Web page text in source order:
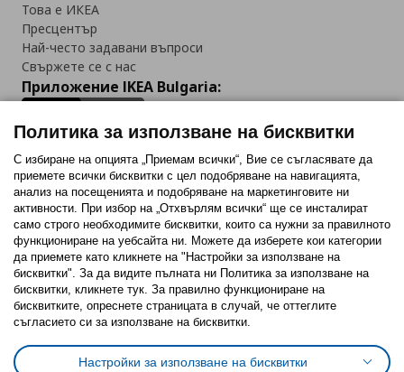
Това е ИКЕА
Пресцентър
Най-често задавани въпроси
Свържете се с нас
Приложение IKEA Bulgaria:
Последвайте ни:
FacebookTwitterYoutubePinterestInstagram
Политика за използване на бисквитки (Cookies)
Избор на настройки за използване на бисквитки
Условия за ползване на ikea.bgОбща политика за личните данни
Политика за използване на бисквитки
С избиране на опцията „Приемам всички“, Вие се съгласявате да
приемете всички бисквитки с цел подобряване на навигацията,
анализ на посещенията и подобряване на маркетинговите ни
активности. При избор на „Отхвърлям всички“ ще се инсталират
само строго необходимитe бисквитки, които са нужни за правилното
функциониране на уебсайта ни. Можете да изберете кои категории
да приемете като кликнете на "Настройки за използване на
бисквитки". За да видите пълната ни Политика за използване на
бисквитки, кликнете тук. За правилно функциониране на
бисквитките, опреснете страницата в случай, че оттеглите
съгласието си за използване на бисквитки.
Настройки за използване на бисквитки